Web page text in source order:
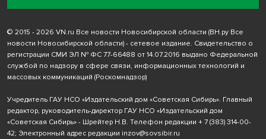
© 2015 - 2026 VN.ru Все новости Новосибирской области (ВН.ру Все
новости Новосибирской области) - сетевое издание. Свидетельство о
регистрации СМИ ЭЛ № ФС 77-66488 от 14.07.2016 выдано Федеральной
службой по надзору в сфере связи, информационных технологий и
массовых коммуникаций (Роскомнадзор)
Учредитель ГАУ НСО «Издательский дом «Советская Сибирь». Главный
редактор, руководитель-директор ГАУ НСО «Издательский дом
«Советская Сибирь» - Шрейтер Н.В. Телефон редакции + 7 (383) 314-00-
42; Электронный адрес редакции inzov@sovsibir.ru